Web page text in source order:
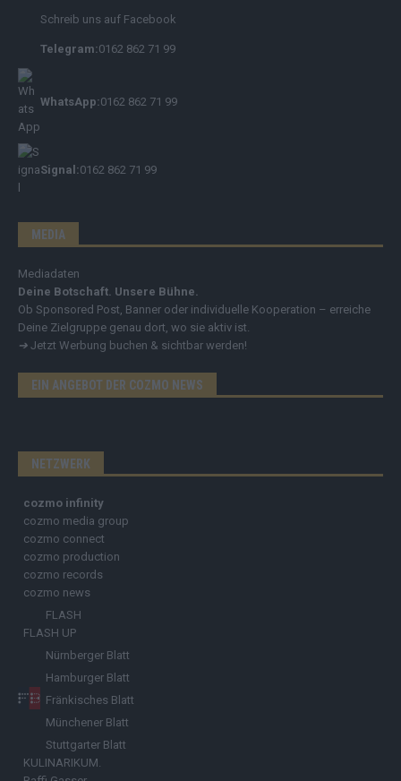
Schreib uns auf Facebook
Telegram:0162 862 71 99
WhatsApp:0162 862 71 99
Signal:0162 862 71 99
MEDIA
Mediadaten
Deine Botschaft. Unsere Bühne.
Ob Sponsored Post, Banner oder individuelle Kooperation – erreiche
Deine Zielgruppe genau dort, wo sie aktiv ist.
➔ Jetzt Werbung buchen & sichtbar werden!
EIN ANGEBOT DER COZMO NEWS
NETZWERK
cozmo infinity
cozmo media group
cozmo connect
cozmo production
cozmo records
cozmo news
FLASH
FLASH UP
Nürnberger Blatt
Hamburger Blatt
Fränkisches Blatt
Münchener Blatt
Stuttgarter Blatt
KULINARIKUM.